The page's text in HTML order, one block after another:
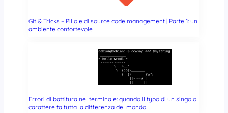
Git & Tricks – Pillole di source code management | Parte 1: un
ambiente confortevole
Errori di battitura nel terminale: quando il typo di un singolo
carattere fa tutta la differenza del mondo